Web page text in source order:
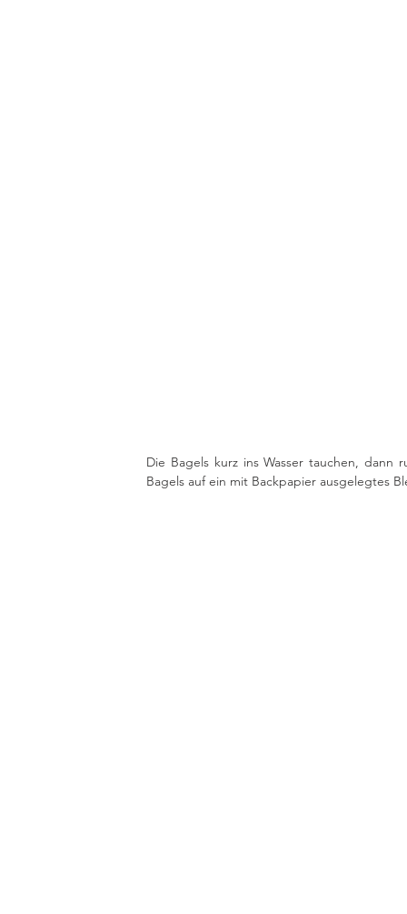
Die Bagels kurz ins Wasser tauchen, dann
Bagels auf ein mit Backpapier ausgelegtes